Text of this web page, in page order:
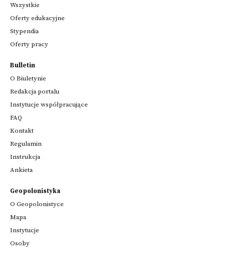
Wszystkie
Oferty edukacyjne
Stypendia
Oferty pracy
Bulletin
O Biuletynie
Redakcja portalu
Instytucje współpracujące
FAQ
Kontakt
Regulamin
Instrukcja
Ankieta
Geopolonistyka
O Geopolonistyce
Mapa
Instytucje
Osoby